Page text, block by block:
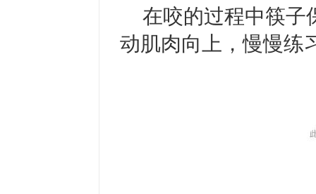
在咬的过程中筷子
动肌肉向上，慢慢练